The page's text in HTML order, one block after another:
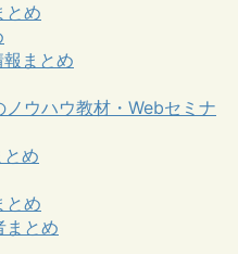
とめ
まとめ
ウハウ教材・Webセミナ
め
とめ
まとめ